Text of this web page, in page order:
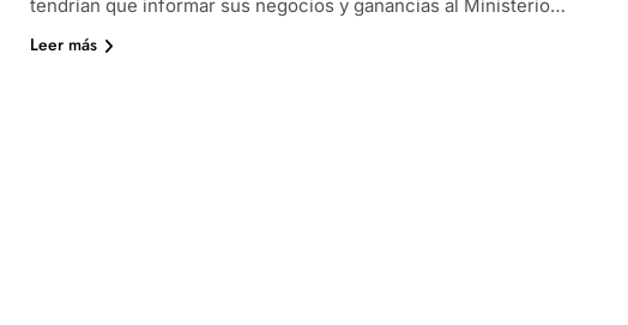
tendrían que informar sus negocios y ganancias al Ministerio…
Leer más